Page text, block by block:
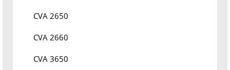
CVA 2650
CVA 2660
CVA 3650